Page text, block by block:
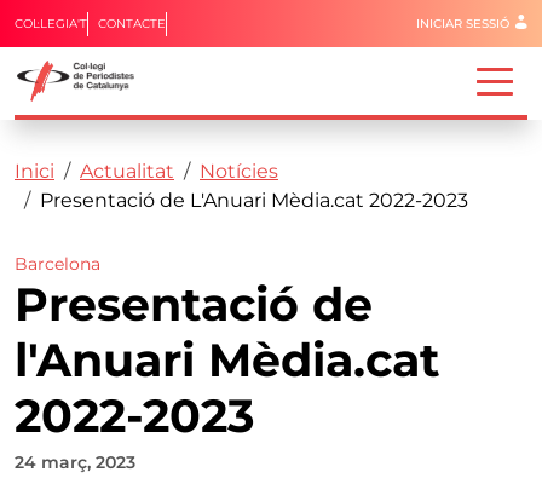
Vés al contingut
Capçalera
COL·LEGIA'T CONTACTE Menú del
INICIAR SESSIÓ
Fil d'ariadna
Inici Actualitat
Notícies
Presentació de L'Anuari Mèdia.cat 2022-2023
Barcelona
Presentació de
l'Anuari Mèdia.cat
2022-2023
24 març, 2023